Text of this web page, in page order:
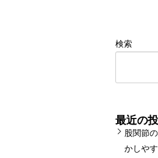
検索
最近の
股関節
かしや